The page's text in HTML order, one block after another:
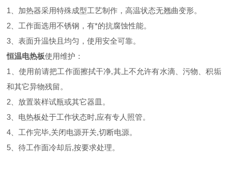
1、加热器采用特殊成型工艺制作，高温状态无翘曲变形。
2、工作面选用不锈钢，有*的抗腐蚀性能。
3、表面升温快且均匀，使用安全可靠。
恒温电热板使用维护：
1、使用前请把工作面擦拭干净,其上不允许有水滴、污物、积垢
和其它异物残留。
2、放置装样试瓶或其它器皿。
3、电热板处于工作状态时,应有专人照管。
4、工作完毕,关闭电源开关,切断电源。
5、待工作面冷却后,按要求处理。